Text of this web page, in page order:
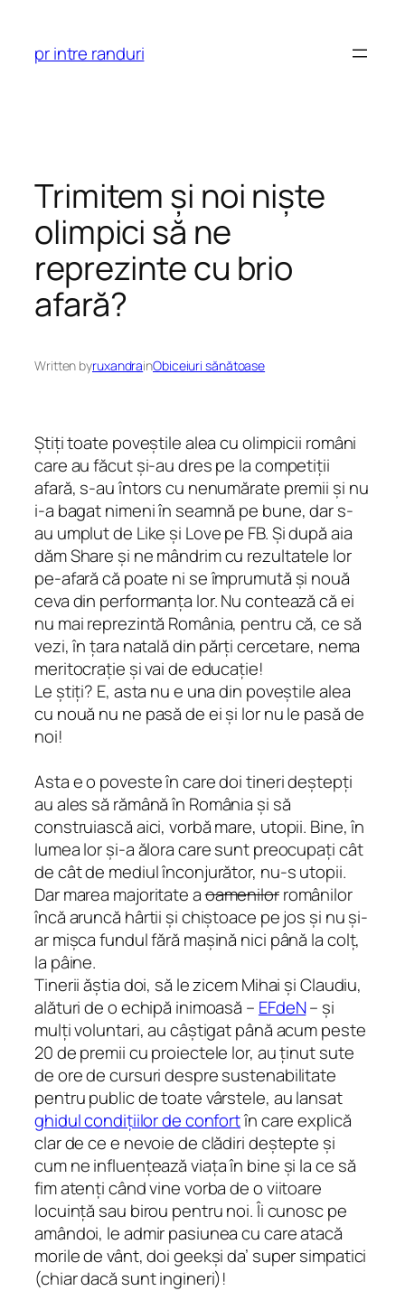
content
pr intre randuri
Trimitem și noi niște
olimpici să ne
reprezinte cu brio
afară?
Written byruxandrainObiceiuri sănătoase
Știți toate poveștile alea cu olimpicii români
care au făcut și-au dres pe la competiții
afară, s-au întors cu nenumărate premii și nu
i-a bagat nimeni în seamnă pe bune, dar s-
au umplut de Like și Love pe FB. Și după aia
dăm Share și ne mândrim cu rezultatele lor
pe-afară că poate ni se împrumută și nouă
ceva din performanța lor. Nu contează că ei
nu mai reprezintă România, pentru că, ce să
vezi, în țara natală din părți cercetare, nema
meritocrație și vai de educație!
Le știți? E, asta nu e una din poveștile alea
cu nouă nu ne pasă de ei și lor nu le pasă de
noi!
Asta e o poveste în care doi tineri deștepți
au ales să rămână în România și să
construiască aici, vorbă mare, utopii. Bine, în
lumea lor și-a ălora care sunt preocupați cât
de cât de mediul înconjurător, nu-s utopii.
Dar marea majoritate aoamenilorromânilor
încă aruncă hârtii și chiștoace pe jos și nu și-
ar mișca fundul fără mașină nici până la colț,
la pâine.
Tinerii ăștia doi, să le zicem Mihai și Claudiu,
alături de o echipă inimoasă – EFdeN– și
mulți voluntari, au câștigat până acum peste
20 de premii cu proiectele lor, au ținut sute
de ore de cursuri despre sustenabilitate
pentru public de toate vârstele, au lansat
ghidul condițiilor de confortîn care explică
clar de ce e nevoie de clădiri deștepte și
cum ne influențează viața în bine și la ce să
fim atenți când vine vorba de o viitoare
locuință sau birou pentru noi. Îi cunosc pe
amândoi, le admir pasiunea cu care atacă
morile de vânt, doi geekși da’ super simpatici
(chiar dacă sunt ingineri)!